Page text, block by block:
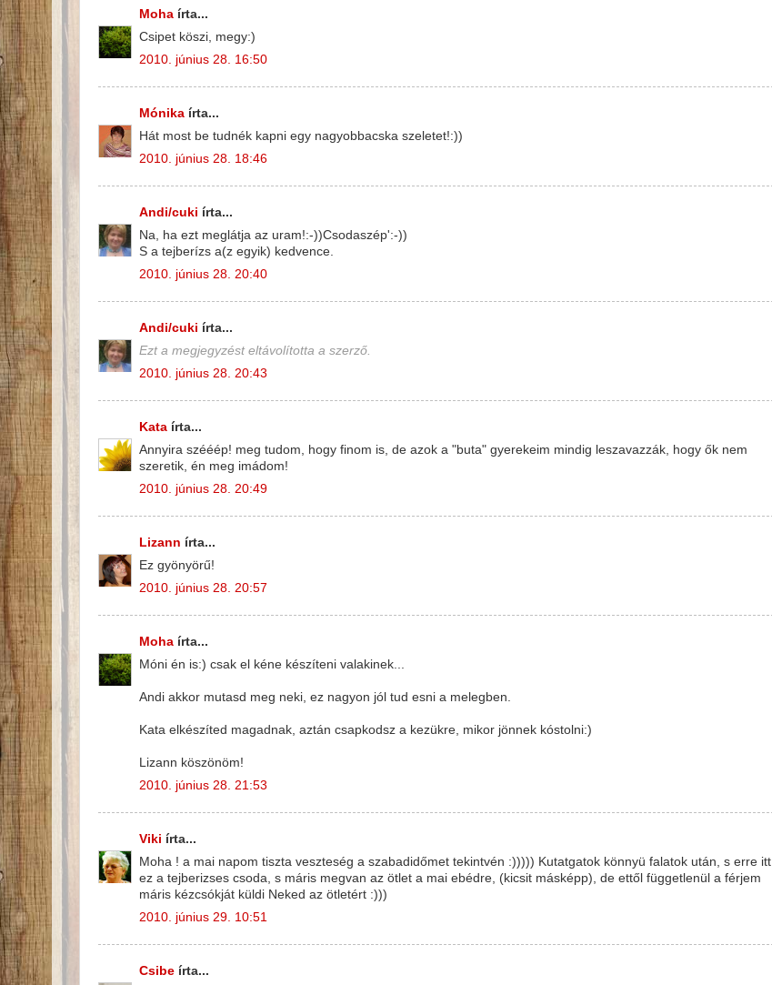
Moha írta...
Csipet köszi, megy:)
2010. június 28. 16:50
Mónika írta...
Hát most be tudnék kapni egy nagyobbacska szeletet!:))
2010. június 28. 18:46
Andi/cuki írta...
Na, ha ezt meglátja az uram!:-))Csodaszép':-))
S a tejberízs a(z egyik) kedvence.
2010. június 28. 20:40
Andi/cuki írta...
Ezt a megjegyzést eltávolította a szerző.
2010. június 28. 20:43
Kata írta...
Annyira szééép! meg tudom, hogy finom is, de azok a "buta" gyerekeim mindig leszavazzák, hogy ők nem
szeretik, én meg imádom!
2010. június 28. 20:49
Lizann írta...
Ez gyönyörű!
2010. június 28. 20:57
Moha írta...
Móni én is:) csak el kéne készíteni valakinek...
Andi akkor mutasd meg neki, ez nagyon jól tud esni a melegben.
Kata elkészíted magadnak, aztán csapkodsz a kezükre, mikor jönnek kóstolni:)
Lizann köszönöm!
2010. június 28. 21:53
Viki írta...
Moha ! a mai napom tiszta veszteség a szabadidőmet tekintvén :))))) Kutatgatok könnyü falatok után, s erre itt
ez a tejberizses csoda, s máris megvan az ötlet a mai ebédre, (kicsit másképp), de ettől függetlenül a férjem
máris kézcsókját küldi Neked az ötletért :)))
2010. június 29. 10:51
Csibe írta...